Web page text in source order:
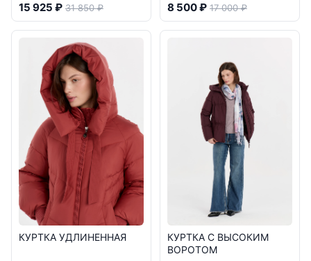
15 925 ₽ 31 850 ₽ 8 500 ₽ 17 000 ₽
КУРТКА УДЛИНЕННАЯ
КУРТКА С ВЫСОКИМ
ВОРОТОМ